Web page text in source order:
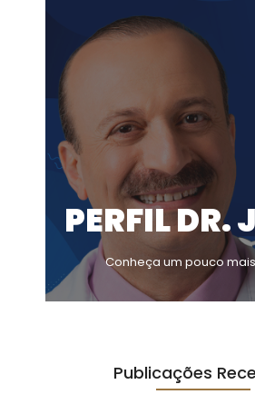
PERFIL DR.
Conheça um pouco
Publicações